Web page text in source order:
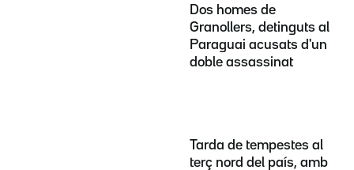
Dos homes de
Granollers, detinguts al
Paraguai acusats d'un
doble assassinat
Tarda de tempestes al
terç nord del país, amb